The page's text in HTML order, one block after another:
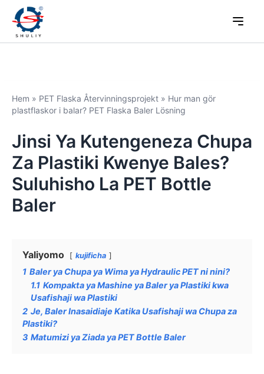
Hem » PET Flaska Återvinningsprojekt » Hur man gör
plastflaskor i balar? PET Flaska Baler Lösning
Jinsi Ya Kutengeneza Chupa
Za Plastiki Kwenye Bales?
Suluhisho La PET Bottle
Baler
Yaliyomo kujificha
1 Baler ya Chupa ya Wima ya Hydraulic PET ni nini?
1.1 Kompakta ya Mashine ya Baler ya Plastiki kwa
Usafishaji wa Plastiki
2 Je, Baler Inasaidiaje Katika Usafishaji wa Chupa za
Plastiki?
3 Matumizi ya Ziada ya PET Bottle Baler